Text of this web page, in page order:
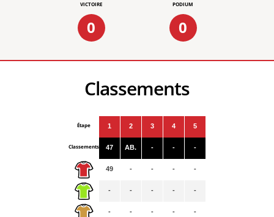
VICTOIRE
0
PODIUM
0
Classements
Étape
Classements
1
47
49
-
-
2
AB.
-
-
-
3
-
-
-
-
4
-
-
-
-
5
-
-
-
-